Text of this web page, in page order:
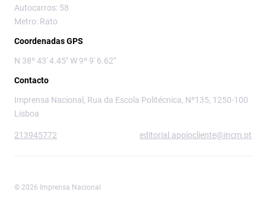
Autocarros: 58
Metro: Rato
Coordenadas GPS
N 38º 43' 4.45" W 9º 9' 6.62"
Contacto
Imprensa Nacional, Rua da Escola Politécnica, Nº135, 1250-100
Lisboa
213945772 editorial.apoiocliente@incm.pt
© 2026 Imprensa Nacional